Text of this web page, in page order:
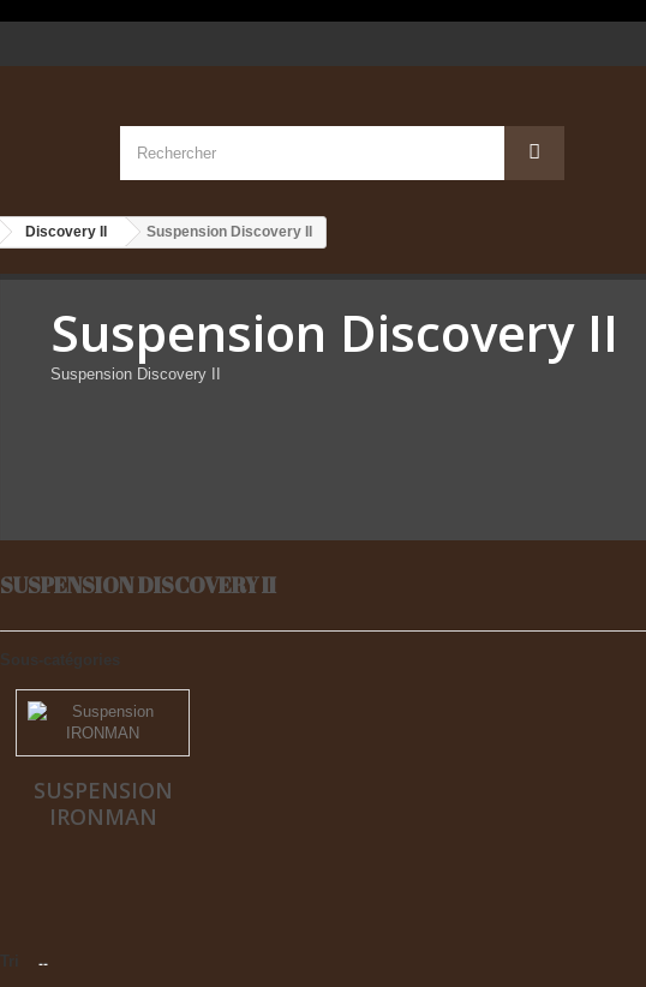
Discovery II Suspension Discovery II
Suspension Discovery II
Suspension Discovery II
SUSPENSION DISCOVERY II
Sous-catégories
SUSPENSION
IRONMAN
--